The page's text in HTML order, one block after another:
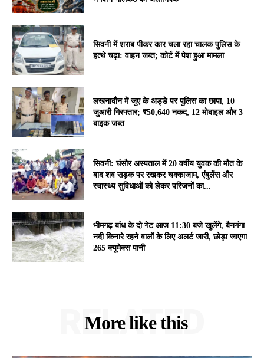
सिवनी में शराब पीकर कार चला रहा चालक पुलिस के
हत्थे चढ़ा: वाहन जब्त; कोर्ट में पेश हुआ मामला
लखनादौन में जुए के अड्डे पर पुलिस का छापा, 10
जुआरी गिरफ्तार; ₹50,640 नकद, 12 मोबाइल और 3
बाइक जब्त
सिवनी: घंसौर अस्पताल में 20 वर्षीय युवक की मौत के
बाद शव सड़क पर रखकर चक्काजाम, एंबुलेंस और
स्वास्थ्य सुविधाओं को लेकर परिजनों का...
भीमगढ़ बांध के दो गेट आज 11:30 बजे खुलेंगे, बैनगंगा
नदी किनारे रहने वालों के लिए अलर्ट जारी, छोड़ा जाएगा
265 क्यूमेक्स पानी
More like this
RELATED